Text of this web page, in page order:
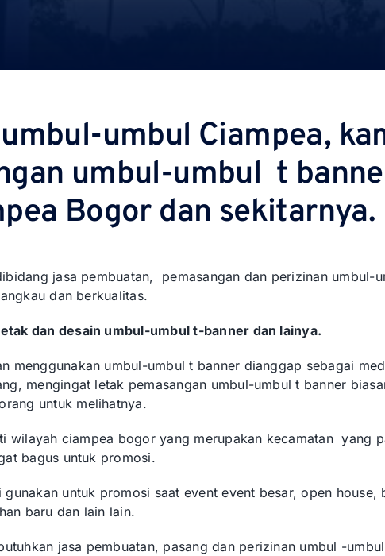
umbul Ciampea,
umbul-umbul t
Bogor dan sekitarnya.
jasa pembuatan, pemasangan dan perizinan umbul-
dan berkualitas.
dan desain umbul-umbul t-banner dan lainya.
menggunakan umbul-umbul t banner dianggap sebagai
mengingat letak pemasangan umbul-umbul t banner
untuk melihatnya.
wilayah ciampea bogor yang merupakan kecamatan yang
bagus untuk promosi.
untuk promosi saat event event besar, open house,
baru dan lain lain.
jasa pembuatan, pasang dan perizinan umbul -